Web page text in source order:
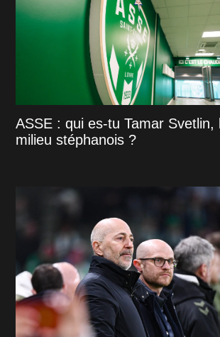
ASSE : qui es-tu Tamar Svetlin,
milieu stéphanois ?